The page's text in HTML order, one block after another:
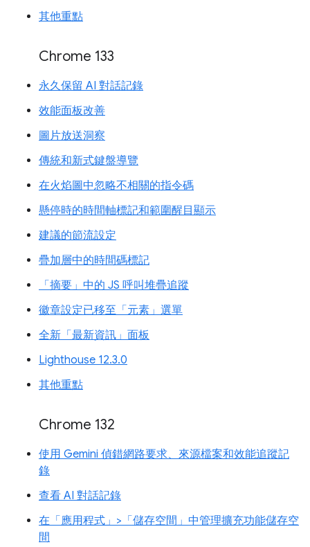
其他重點
Chrome 133
永久保留 AI 對話記錄
效能面板改善
圖片放送洞察
傳統和新式鍵盤導覽
在火焰圖中忽略不相關的指令碼
懸停時的時間軸標記和範圍醒目顯示
建議的節流設定
疊加層中的時間碼標記
「摘要」中的 JS 呼叫堆疊追蹤
徽章設定已移至「元素」選單
全新「最新資訊」面板
Lighthouse 12.3.0
其他重點
Chrome 132
使用 Gemini 偵錯網路要求、來源檔案和效能追蹤記
錄
查看 AI 對話記錄
在「應用程式」>「儲存空間」中管理擴充功能儲存空
間